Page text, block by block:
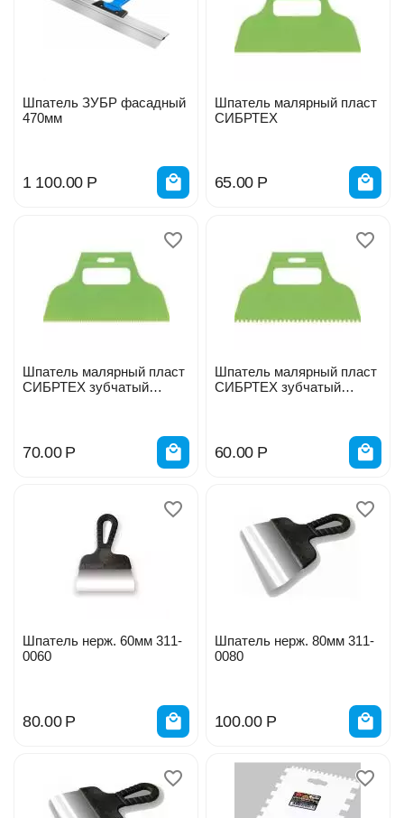
Шпатель ЗУБР фасадный
470мм
1 100.00 Р
Шпатель малярный пласт
СИБРТЕХ
65.00 Р
Шпатель малярный пласт
СИБРТЕХ зубчатый
70.00 Р
Шпатель малярный пласт
СИБРТЕХ зубчатый
60.00 Р
Шпатель нерж. 60мм 311-
0060
80.00 Р
Шпатель нерж. 80мм 311-
0080
100.00 Р